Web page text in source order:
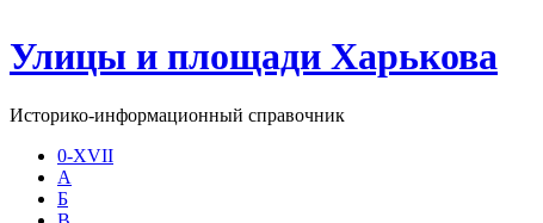
Улицы и площади Харькова
Историко-информационный справочник
0-XVII
А
Б